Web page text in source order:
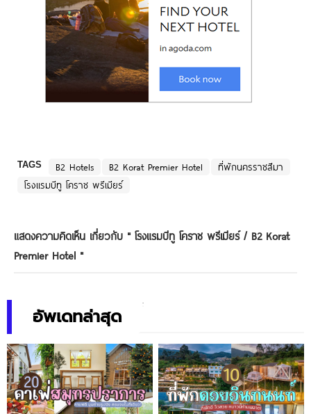
TAGS B2 Hotels B2 Korat Premier Hotel
ที่พักนครราชสีมา
โรงแรมบีทู โคราช พรีเมียร์
แสดงความคิดเห็น เกี่ยวกับ " โรงแรมบีทู โคราช พรีเมียร์ / B2 Korat
Premier Hotel "
อัพเดทล่าสุด